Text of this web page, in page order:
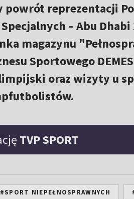
powrót reprezentacji
– Abu
magazynu
Sportowego
oraz wizyty u
TVP SPORT
#SPORT NIEPEŁNOSPRAWNYCH